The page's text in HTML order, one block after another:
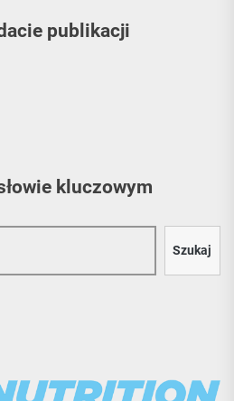
publikacji
kluczowym
Szukaj